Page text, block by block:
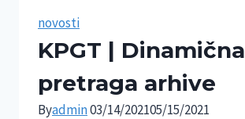
novosti
KPGT | Dinamična
pretraga arhive
Byadmin03/14/202105/15/2021